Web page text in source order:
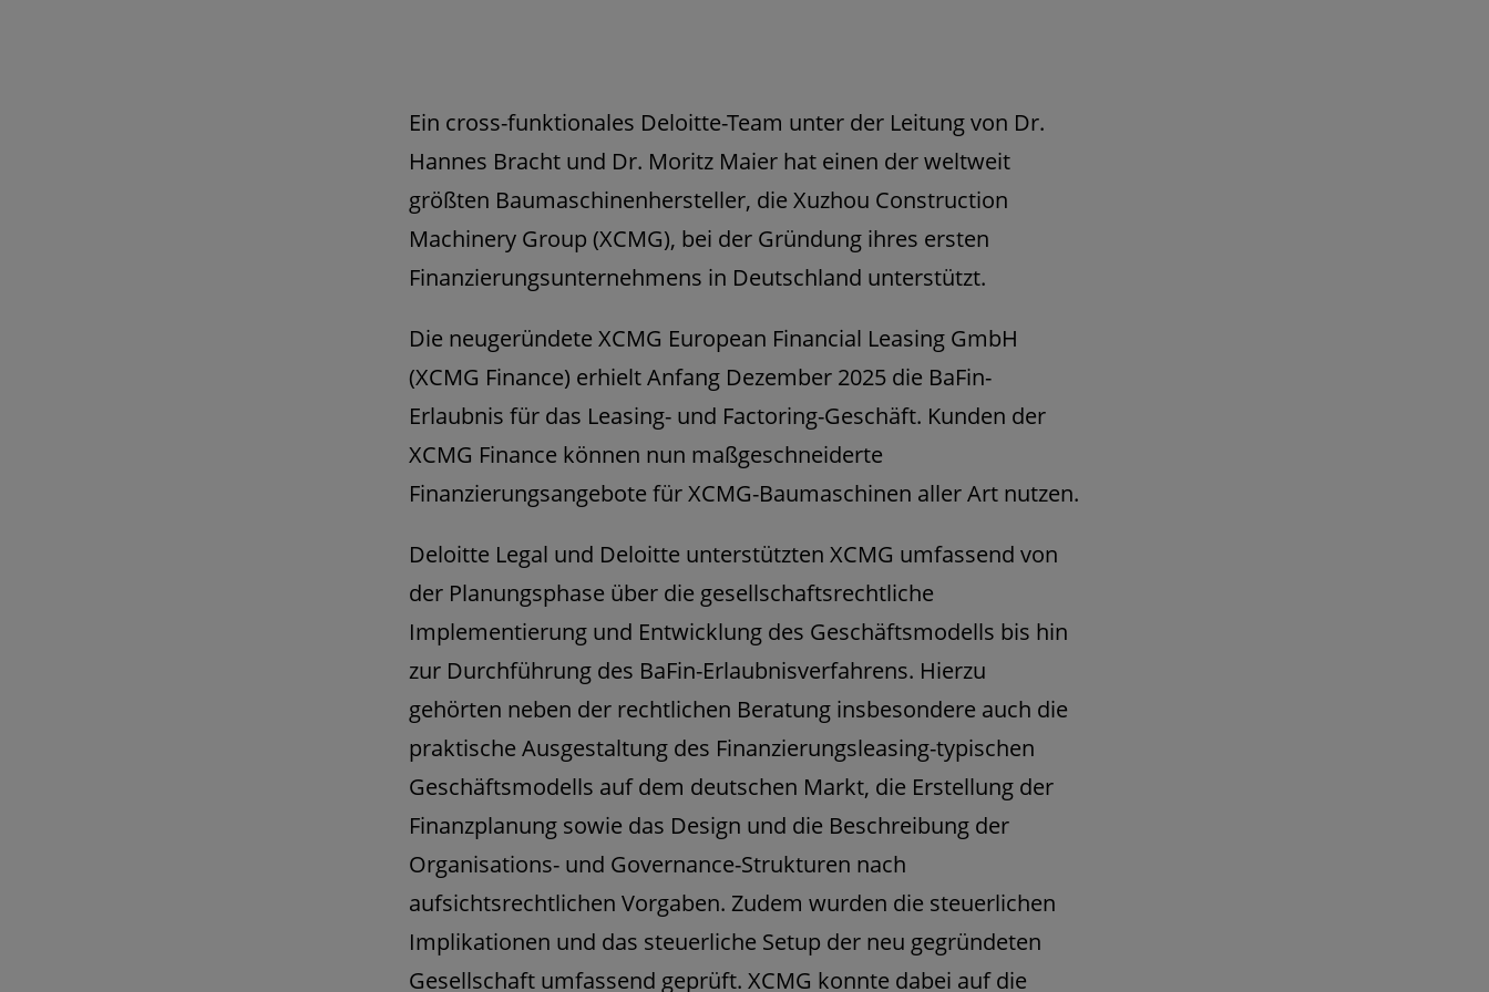
Ein cross-funktionales Deloitte-Team unter der Leitung von Dr.
Hannes Bracht und Dr. Moritz Maier hat einen der weltweit
größten Baumaschinenhersteller, die Xuzhou Construction
Machinery Group (XCMG), bei der Gründung ihres ersten
Finanzierungsunternehmens in Deutschland unterstützt.
Die neugeründete XCMG European Financial Leasing GmbH
(XCMG Finance) erhielt Anfang Dezember 2025 die BaFin-
Erlaubnis für das Leasing- und Factoring-Geschäft. Kunden der
XCMG Finance können nun maßgeschneiderte
Finanzierungsangebote für XCMG-Baumaschinen aller Art nutzen.
Deloitte Legal und Deloitte unterstützten XCMG umfassend von
der Planungsphase über die gesellschaftsrechtliche
Implementierung und Entwicklung des Geschäftsmodells bis hin
zur Durchführung des BaFin-Erlaubnisverfahrens. Hierzu
gehörten neben der rechtlichen Beratung insbesondere auch die
praktische Ausgestaltung des Finanzierungsleasing-typischen
Geschäftsmodells auf dem deutschen Markt, die Erstellung der
Finanzplanung sowie das Design und die Beschreibung der
Organisations- und Governance-Strukturen nach
aufsichtsrechtlichen Vorgaben. Zudem wurden die steuerlichen
Implikationen und das steuerliche Setup der neu gegründeten
Gesellschaft umfassend geprüft. XCMG konnte dabei auf die